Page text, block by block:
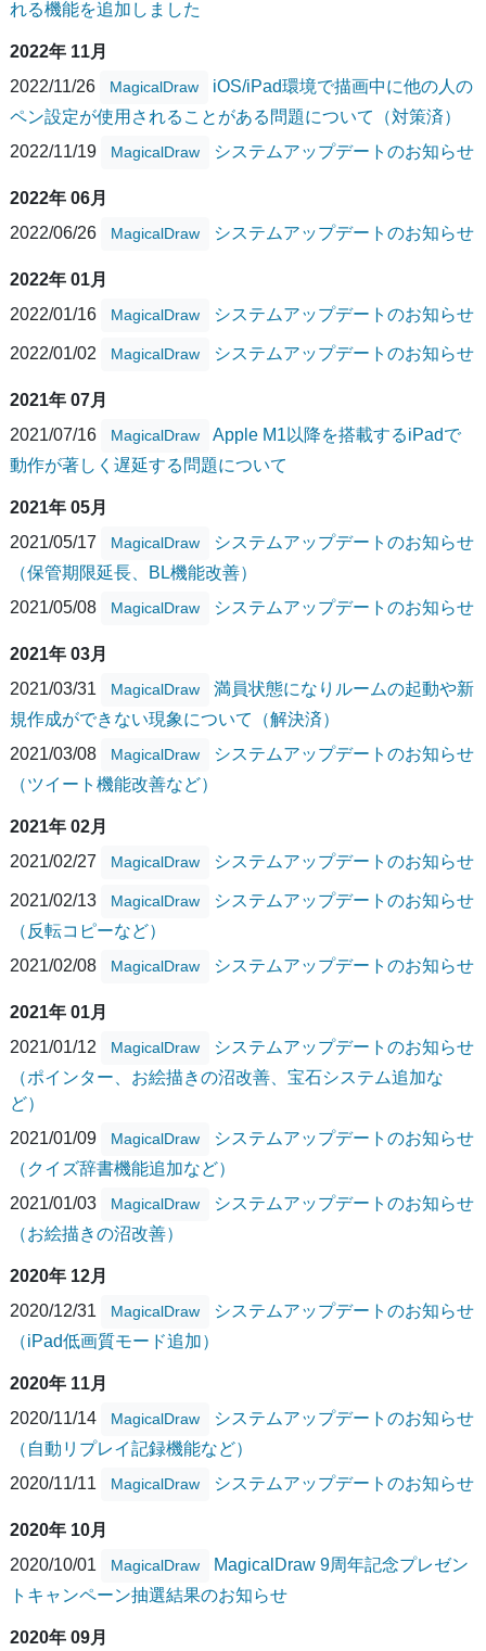
れる機能を追加しました
2022年 11月
2022/11/26
MagicalDraw
iOS/iPad環境で描画中に他の人の
ペン設定が使用されることがある問題について（対策済）
2022/11/19
MagicalDraw システムアップデートのお知らせ
2022年 06月
2022/06/26
MagicalDraw システムアップデートのお知らせ
2022年 01月
2022/01/16
MagicalDraw システムアップデートのお知らせ
2022/01/02 MagicalDraw システムアップデートのお知らせ
2021年 07月
2021/07/16
MagicalDraw
Apple M1以降を搭載するiPadで
動作が著しく遅延する問題について
2021年 05月
2021/05/17
MagicalDraw
システムアップデートのお知らせ
（保管期限延長、BL機能改善）
2021/05/08
MagicalDraw システムアップデートのお知らせ
2021年 03月
2021/03/31
MagicalDraw
満員状態になりルームの起動や新
規作成ができない現象について（解決済）
2021/03/08
MagicalDraw
システムアップデートのお知らせ
（ツイート機能改善など）
2021年 02月
2021/02/27
MagicalDraw システムアップデートのお知らせ
2021/02/13 MagicalDraw
システムアップデートのお知らせ
（反転コピーなど）
2021/02/08
MagicalDraw システムアップデートのお知らせ
2021年 01月
2021/01/12
MagicalDraw
システムアップデートのお知らせ
（ポインター、お絵描きの沼改善、宝石システム追加な
ど）
2021/01/09
MagicalDraw
システムアップデートのお知らせ
（クイズ辞書機能追加など）
2021/01/03
MagicalDraw
システムアップデートのお知らせ
（お絵描きの沼改善）
2020年 12月
2020/12/31
MagicalDraw
システムアップデートのお知らせ
（iPad低画質モード追加）
2020年 11月
2020/11/14
MagicalDraw
システムアップデートのお知らせ
（自動リプレイ記録機能など）
2020/11/11
MagicalDraw システムアップデートのお知らせ
2020年 10月
2020/10/01
MagicalDraw
MagicalDraw 9周年記念プレゼン
トキャンペーン抽選結果のお知らせ
2020年 09月